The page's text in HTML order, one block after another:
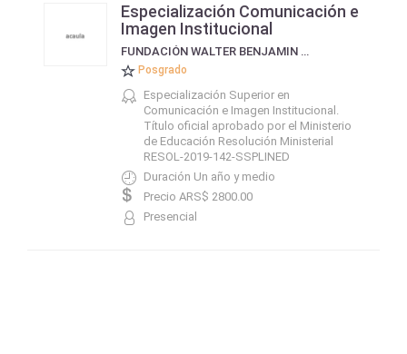
Especialización Comunicación e
Imagen Institucional
FUNDACIÓN WALTER BENJAMIN - INSTITUTO DE COMUNICACIÓN Y CULTURA CONTEMPORÁNEA
Posgrado
Especialización Superior en
Comunicación e Imagen Institucional.
Título oficial aprobado por el Ministerio
de Educación Resolución Ministerial
RESOL-2019-142-SSPLINED
Duración Un año y medio
Precio ARS$ 2800.00
Presencial